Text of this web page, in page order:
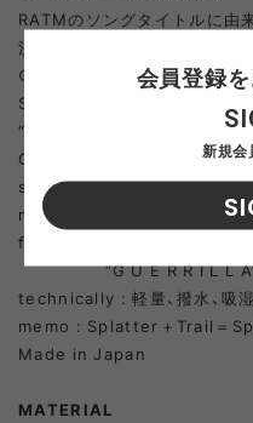
RATMのソングタイトルに由
決して過激な思想を示すもの
○＋α features
Splatrail = “Splat”（水しぶき
“Trail”（トレイル）を掛け合わ
C6撥水加工
so called : ポンチョ
material : テクニカルタスラ
features : オリジナル製作マ
“G U E R R I L L A”
technically : 軽量、撥水、吸
memo : Splatter＋Trail＝
Made in Japan
MATERIAL
会員登録を
新規会